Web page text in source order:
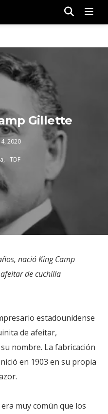
Gillette
2020
TDF
nació King Camp
de cuchilla
estadounidense
de afeitar,
nombre. La fabricación
en 1903 en su propia
muy común que los